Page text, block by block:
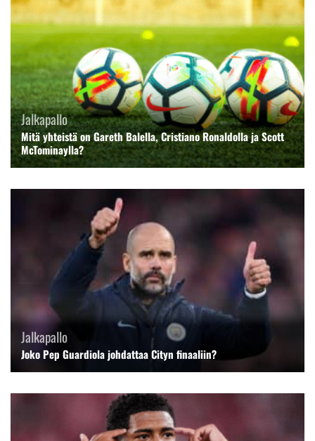
Jalkapallo
Mitä yhteistä on Gareth Balella, Cristiano Ronaldolla ja Scott
McTominaylla?
Jalkapallo
Joko Pep Guardiola johdattaa Cityn finaaliin?